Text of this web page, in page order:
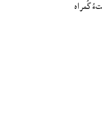
گُمراہ